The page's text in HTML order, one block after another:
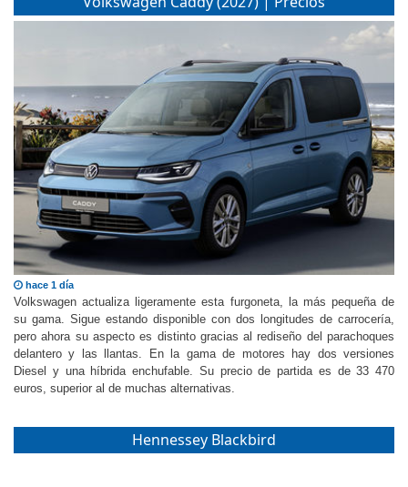
Volkswagen Caddy (2027) | Precios
hace 1 día
Volkswagen actualiza ligeramente esta furgoneta, la más pequeña de
su gama. Sigue estando disponible con dos longitudes de carrocería,
pero ahora su aspecto es distinto gracias al rediseño del parachoques
delantero y las llantas. En la gama de motores hay dos versiones
Diesel y una híbrida enchufable. Su precio de partida es de 33 470
Hennessey Blackbird